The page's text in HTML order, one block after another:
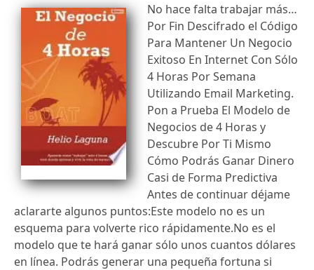
No hace falta trabajar más…
Por Fin Descifrado el Código
Para Mantener Un Negocio
Exitoso En Internet Con Sólo
4 Horas Por Semana
Utilizando Email Marketing.
Pon a Prueba El Modelo de
Negocios de 4 Horas y
Descubre Por Ti Mismo
Cómo Podrás Ganar Dinero
Casi de Forma Predictiva
Antes de continuar déjame
aclararte algunos puntos:Este modelo no es un
esquema para volverte rico rápidamente.No es el
modelo que te hará ganar sólo unos cuantos dólares
en línea. Podrás generar una pequeña fortuna si